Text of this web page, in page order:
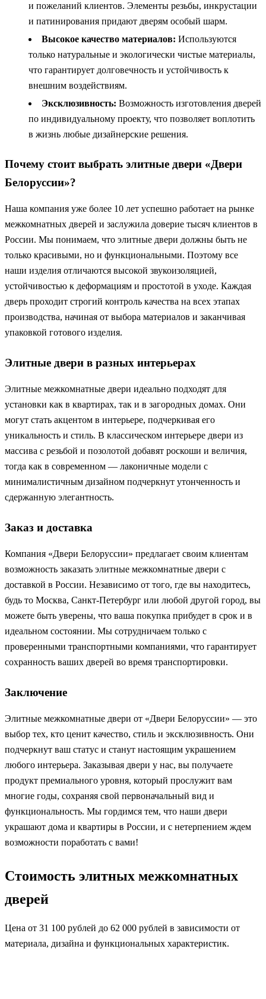
и пожеланий клиентов. Элементы резьбы, инкрустации
и патинирования придают дверям особый шарм.
Высокое качество материалов: Используются
только натуральные и экологически чистые материалы,
что гарантирует долговечность и устойчивость к
внешним воздействиям.
Эксклюзивность: Возможность изготовления дверей
по индивидуальному проекту, что позволяет воплотить
в жизнь любые дизайнерские решения.
Почему стоит выбрать элитные двери «Двери
Белоруссии»?
Наша компания уже более 10 лет успешно работает на рынке
межкомнатных дверей и заслужила доверие тысяч клиентов в
России. Мы понимаем, что элитные двери должны быть не
только красивыми, но и функциональными. Поэтому все
наши изделия отличаются высокой звукоизоляцией,
устойчивостью к деформациям и простотой в уходе. Каждая
дверь проходит строгий контроль качества на всех этапах
производства, начиная от выбора материалов и заканчивая
упаковкой готового изделия.
Элитные двери в разных интерьерах
Элитные межкомнатные двери идеально подходят для
установки как в квартирах, так и в загородных домах. Они
могут стать акцентом в интерьере, подчеркивая его
уникальность и стиль. В классическом интерьере двери из
массива с резьбой и позолотой добавят роскоши и величия,
тогда как в современном — лаконичные модели с
минималистичным дизайном подчеркнут утонченность и
сдержанную элегантность.
Заказ и доставка
Компания «Двери Белоруссии» предлагает своим клиентам
возможность заказать элитные межкомнатные двери с
доставкой в России. Независимо от того, где вы находитесь,
будь то Москва, Санкт-Петербург или любой другой город, вы
можете быть уверены, что ваша покупка прибудет в срок и в
идеальном состоянии. Мы сотрудничаем только с
проверенными транспортными компаниями, что гарантирует
сохранность ваших дверей во время транспортировки.
Заключение
Элитные межкомнатные двери от «Двери Белоруссии» — это
выбор тех, кто ценит качество, стиль и эксклюзивность. Они
подчеркнут ваш статус и станут настоящим украшением
любого интерьера. Заказывая двери у нас, вы получаете
продукт премиального уровня, который прослужит вам
многие годы, сохраняя свой первоначальный вид и
функциональность. Мы гордимся тем, что наши двери
украшают дома и квартиры в России, и с нетерпением ждем
возможности поработать с вами!
Стоимость элитных межкомнатных
дверей
Цена от 31 100 рублей до 62 000 рублей в зависимости от
материала, дизайна и функциональных характеристик.